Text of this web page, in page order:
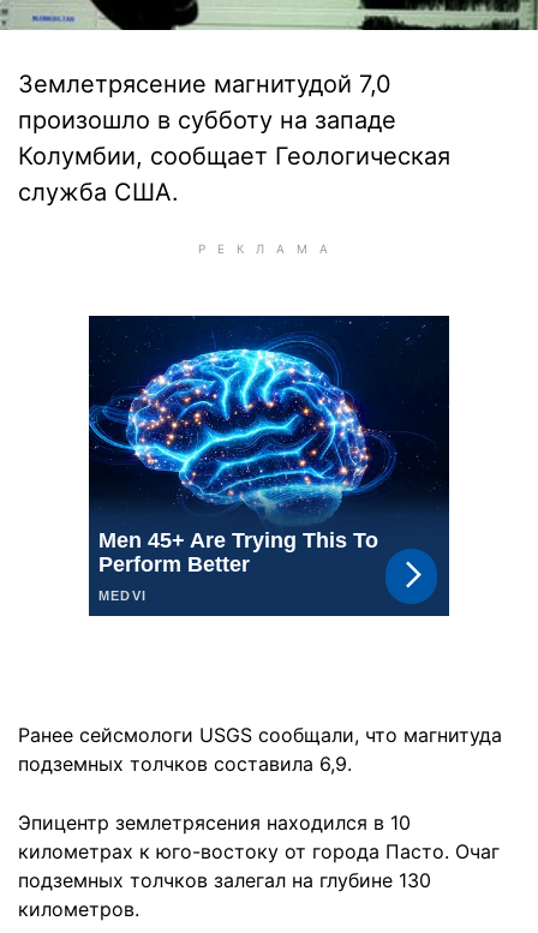
Землетрясение магнитудой 7,0
произошло в субботу на западе
Колумбии, сообщает Геологическая
служба США.
Ранее сейсмологи USGS сообщали, что магнитуда
подземных толчков составила 6,9.
Эпицентр землетрясения находился в 10
километрах к юго-востоку от города Пасто. Очаг
подземных толчков залегал на глубине 130
километров.